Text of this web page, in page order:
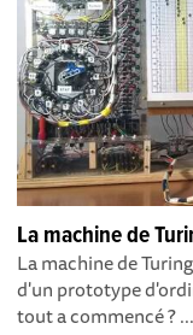
La machine de
La machine de
d'un prototype
tout a commencé ? ...